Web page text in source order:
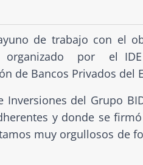
de trabajo con el
organizado por el
de Bancos Privados del
del Grupo
y donde se
muy orgullosos de